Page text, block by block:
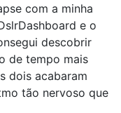
com a minha
e o
descobrir
de tempo mais
dois acabaram
tão nervoso que